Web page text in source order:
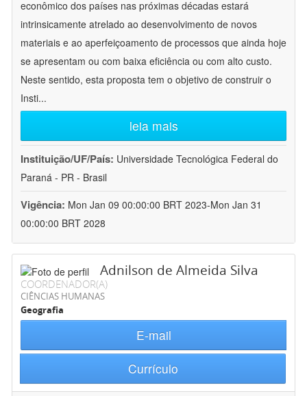
econômico dos países nas próximas décadas estará
intrinsicamente atrelado ao desenvolvimento de novos
materiais e ao aperfeiçoamento de processos que ainda hoje
se apresentam ou com baixa eficiência ou com alto custo.
Neste sentido, esta proposta tem o objetivo de construir o
Insti...
leia mais
Instituição/UF/País: Universidade Tecnológica Federal do
Paraná - PR - Brasil
Vigência: Mon Jan 09 00:00:00 BRT 2023-Mon Jan 31
00:00:00 BRT 2028
Adnilson de Almeida Silva
COORDENADOR(A)
CIÊNCIAS HUMANAS
Geografia
E-mail
Currículo